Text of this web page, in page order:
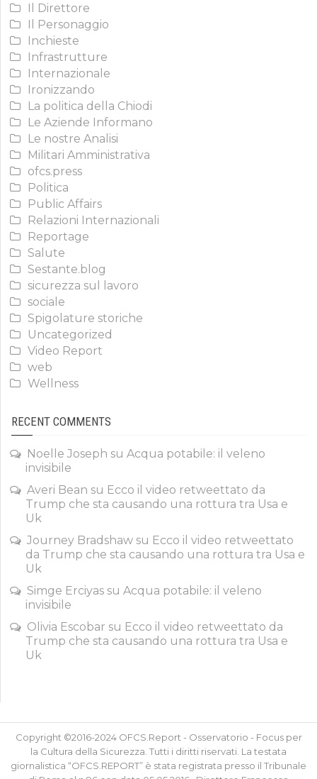
Il Direttore
Il Personaggio
Inchieste
Infrastrutture
Internazionale
Ironizzando
La politica della Chiodi
Le Aziende Informano
Le nostre Analisi
Militari Amministrativa
ofcs.press
Politica
Public Affairs
Relazioni Internazionali
Reportage
Salute
Sestante.blog
sicurezza sul lavoro
sociale
Spigolature storiche
Uncategorized
Video Report
web
Wellness
RECENT COMMENTS
Noelle Joseph su Acqua potabile: il veleno
invisibile
Averi Bean su Ecco il video retweettato da
Trump che sta causando una rottura tra Usa e
Uk
Journey Bradshaw su Ecco il video retweettato
da Trump che sta causando una rottura tra Usa e
Uk
Simge Erciyas su Acqua potabile: il veleno
invisibile
Olivia Escobar su Ecco il video retweettato da
Trump che sta causando una rottura tra Usa e
Uk
Copyright ©2016-2024 OFCS.Report - Osservatorio - Focus per
la Cultura della Sicurezza. Tutti i diritti riservati. La testata
giornalistica “OFCS.REPORT” è stata registrata presso il Tribunale